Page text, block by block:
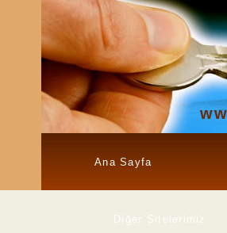
Ana Sayfa
Diğer Sitelerimiz